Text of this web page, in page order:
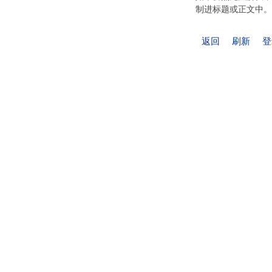
制进标题或正文中。
返回 刷新